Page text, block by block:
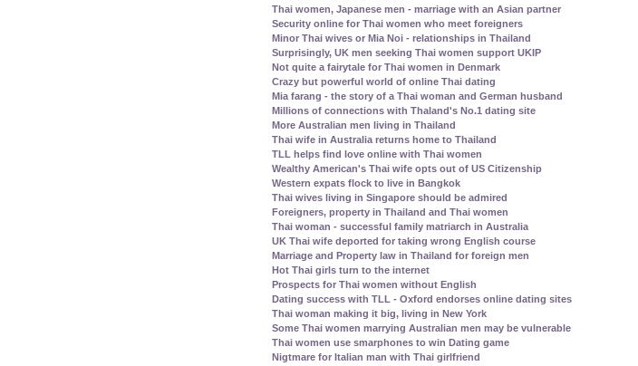
Thai women, Japanese men - marriage with an Asian partner
Security online for Thai women who meet foreigners
Minor Thai wives or Mia Noi - relationships in Thailand
Surprisingly, UK men seeking Thai women support UKIP
Not quite a fairytale for Thai women in Denmark
Crazy but powerful world of online Thai dating
Mia farang - the story of a Thai woman and German husband
Millions of connections with Thaland's No.1 dating site
More Australian men living in Thailand
Thai wife in Australia returns home to Thailand
TLL helps find love online with Thai women
Wealthy American's Thai wife opts out of US Citizenship
Western expats flock to live in Bangkok
Thai wives living in Singapore should be admired
Foreigners, property in Thailand and Thai women
Thai woman - successful family matriarch in Australia
UK Thai wife deported for taking wrong English course
Marriage and Property law in Thailand for foreign men
Hot Thai girls turn to the internet
Prospects for Thai women without English
Dating success with TLL - Oxford endorses online dating sites
Thai woman making it big, living in New York
Some Thai women marrying Australian men may be vulnerable
Thai women use smarphones to win Dating game
Nigtmare for Italian man with Thai girlfriend